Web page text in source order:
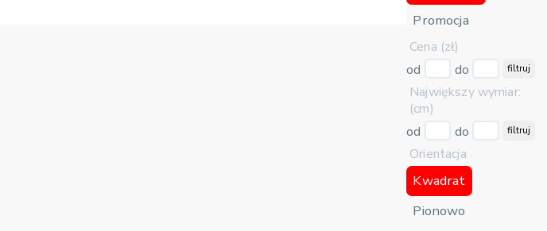
Promocja
Cena (zł)
od
do filtruj
Największy wymiar:
(cm)
od
do filtruj
Orientacja
Kwadrat
Pionowo